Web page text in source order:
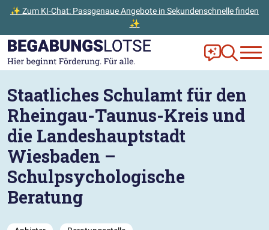
✨ Zum KI-Chat: Passgenaue Angebote in Sekundenschnelle finden
✨
Zum Hauptinhalt der Seite springen
Zur Startseite gehen Frag Ella!
Zur
Staatliches Schulamt für den
Rheingau-Taunus-Kreis und
die Landeshauptstadt
Wiesbaden –
Schulpsychologische
Beratung